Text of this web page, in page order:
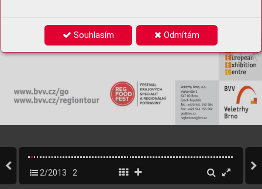
Souhlasím Odmítám
2/2013 2